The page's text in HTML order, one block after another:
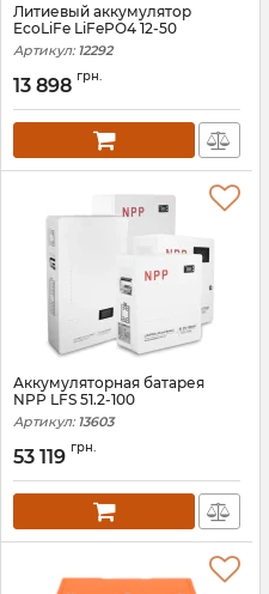
Литиевый аккумулятор
EcoLiFe LiFePO4 12-50
Артикул: 12292
13 898 грн.
Аккумуляторная батарея
NPP LFS 51.2-100
Артикул: 13603
53 119 грн.